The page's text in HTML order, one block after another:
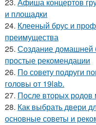
и площадки
24. Клееный брус и
преимущества
25. Создание домашней
простые рекомендации
26. По совету подруги
головы от 19lab.
27. После вторых родов
28. Как выбрать двери
основные советы и